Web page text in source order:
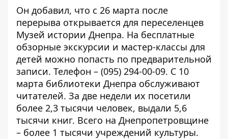
Он добавил, что с 26 марта после
перерыва открывается для переселенцев
Музей истории Днепра. На бесплатные
обзорные экскурсии и мастер-классы для
детей можно попасть по предварительной
записи. Телефон – (095) 294-00-09. С 10
марта библиотеки Днепра обслуживают
читателей. За две недели их посетили
более 2,3 тысячи человек, выдали 5,6
тысячи книг. Всего на Днепропетровщине
– более 1 тысячи учреждений культуры.